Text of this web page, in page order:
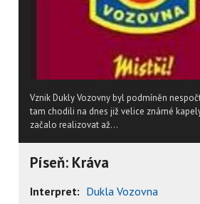
Vznik Dukly Vozovny byl podmíněn
tam chodili na dnes již velice známé
začalo realizovat až...
Píseň: Kráva
Interpret: Dukla Vozovna